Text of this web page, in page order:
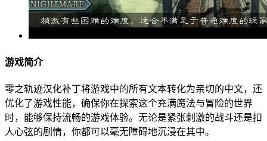
游戏简介
零之轨迹汉化补丁将游戏中的所有文本转化为亲切的中文，还
优化了游戏性能，确保你在探索这个充满魔法与冒险的世界
时，能够保持流畅的游戏体验。无论是紧张刺激的战斗还是扣
人心弦的剧情，你都可以毫无障碍地沉浸在其中。